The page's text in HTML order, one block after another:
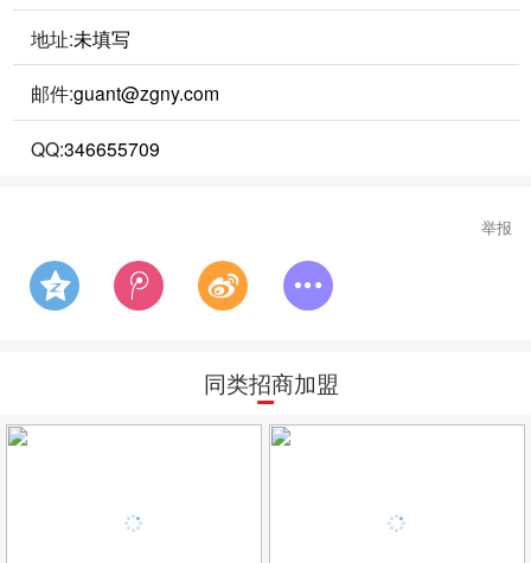
地址:未填写
邮件:guant@zgny.com
QQ:346655709
举报
同类招商加盟